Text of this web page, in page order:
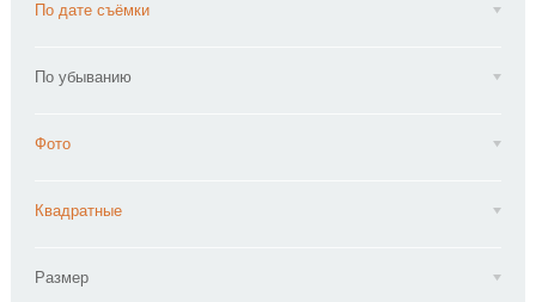
По дате съёмки
По убыванию
Фото
Квадратные
Размер